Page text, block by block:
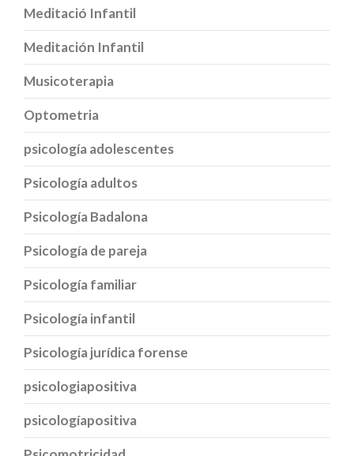
Meditació Infantil
Meditación Infantil
Musicoterapia
Optometria
psicología adolescentes
Psicología adultos
Psicología Badalona
Psicología de pareja
Psicología familiar
Psicología infantil
Psicología jurídica forense
psicologiapositiva
psicologíapositiva